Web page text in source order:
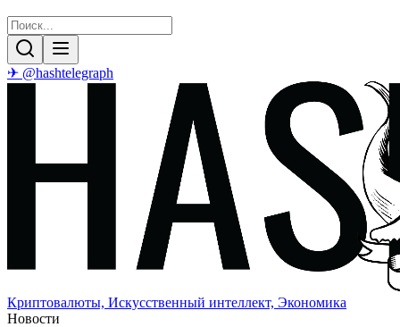
✈ @hashtelegraph
Криптовалюты, Искусственный интеллект, Экономика
Новости